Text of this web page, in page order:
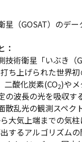
星（GOSAT）のデ
：
術衛星「いぶき（
ち上げられた世界
二酸化炭素(CO2)やメ
の波長の光を吸収す
散乱光の観測スペク
大気上端までの気
するアルゴリズム